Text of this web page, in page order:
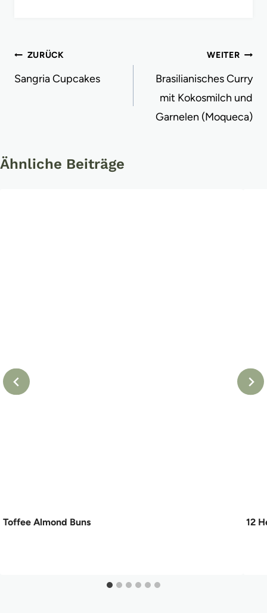
Beitragsnavigation
ZURÜCK
Sangria Cupcakes
WEITER
Brasilianisches Curry
mit Kokosmilch und
Garnelen (Moqueca)
Ähnliche Beiträge
Toffee Almond Buns 12